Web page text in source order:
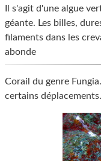
Il s'agit d'une algue
géante. Les billes,
filaments dans les
abonde
Corail du genre
certains déplacements.